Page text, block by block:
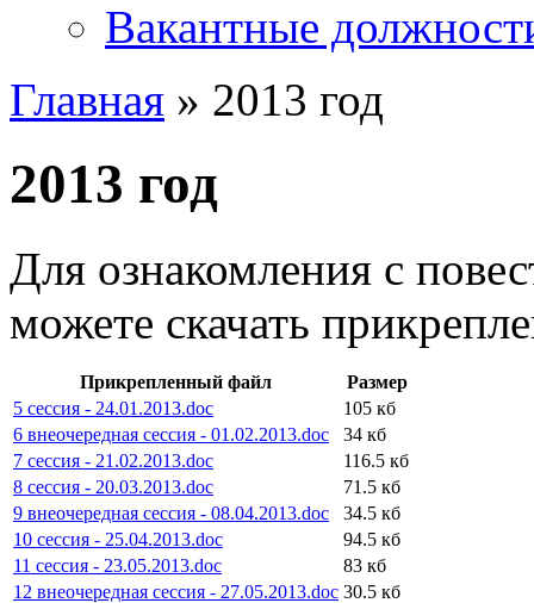
Вакантные
Главная » 2013 год
2013 год
Для ознакомления с
можете скачать
Прикрепленный файл
Размер
5 сессия - 24.01.2013.doc
105 кб
6 внеочередная сессия - 01.02.2013.doc
34 кб
7 сессия - 21.02.2013.doc
116.5 кб
8 сессия - 20.03.2013.doc
71.5 кб
9 внеочередная сессия - 08.04.2013.doc
34.5 кб
10 сессия - 25.04.2013.doc
94.5 кб
11 сессия - 23.05.2013.doc
83 кб
12 внеочередная сессия - 27.05.2013.doc 30.5 кб